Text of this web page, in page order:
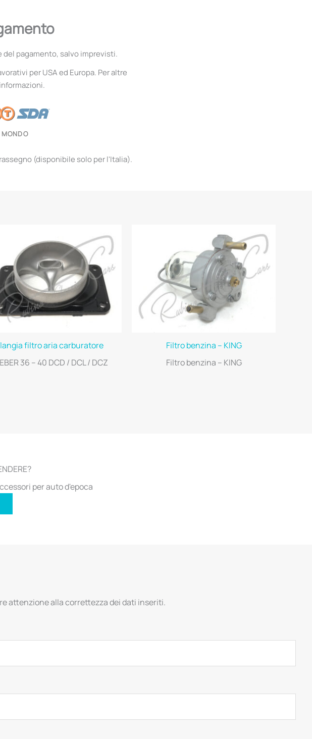
del pagamento, salvo imprevisti.
per USA ed Europa. Per altre
(disponibile solo per l'Italia).
filtro aria carburatore
36 – 40 DCD / DCL / DCZ
Filtro benzina – KING
Filtro benzina – KING
per auto d'epoca
attenzione alla correttezza dei dati inseriti.